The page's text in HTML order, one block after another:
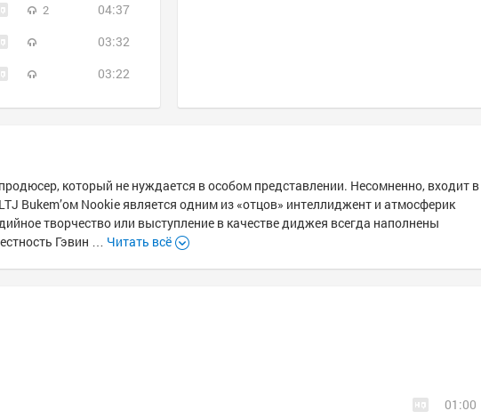
2
04:37
03:32
03:22
который не нуждается в особом представлении. Несомненно, входит в
Bukem’ом Nookie является одним из «отцов» интеллиджент и атмосферик
творчество или выступление в качестве диджея всегда наполнены
Гэвин … Читать всё
01:00